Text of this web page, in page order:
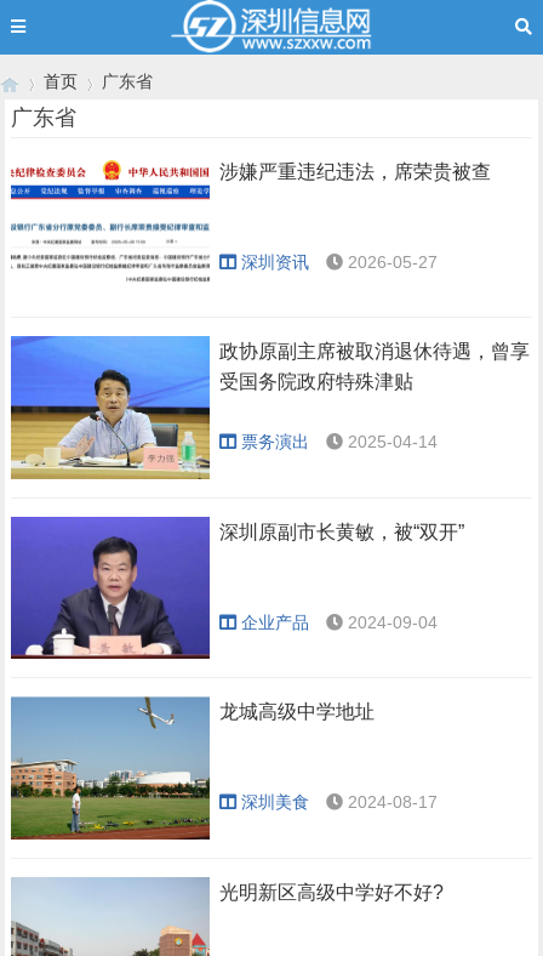
›
首页
›
广东省
广东省
涉嫌严重违纪违法，席荣贵被查
深圳资讯 2026-05-27
政协原副主席被取消退休待遇，曾享
受国务院政府特殊津贴
票务演出 2025-04-14
深圳原副市长黄敏，被“双开”
企业产品 2024-09-04
龙城高级中学地址
深圳美食 2024-08-17
光明新区高级中学好不好?